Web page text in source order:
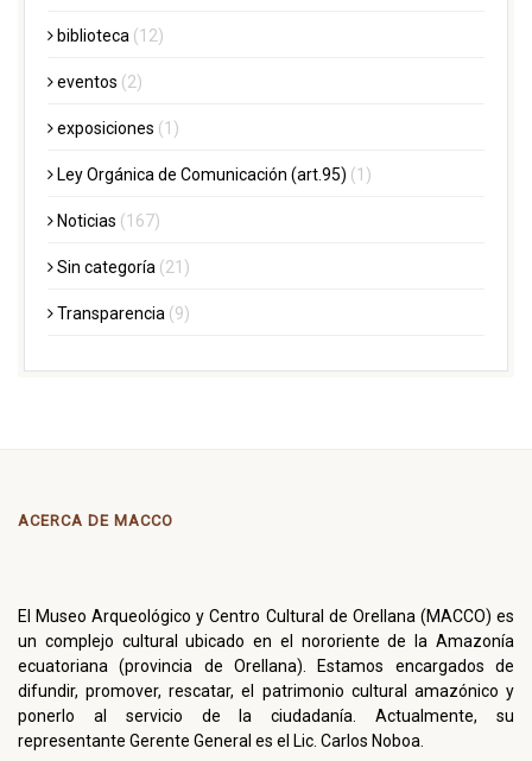
biblioteca (12)
eventos (2)
exposiciones (1)
Ley Orgánica de Comunicación (art.95) (1)
Noticias (167)
Sin categoría (21)
Transparencia (9)
ACERCA DE MACCO
El Museo Arqueológico y Centro Cultural de Orellana (MACCO) es
un complejo cultural ubicado en el nororiente de la Amazonía
ecuatoriana (provincia de Orellana). Estamos encargados de
difundir, promover, rescatar, el patrimonio cultural amazónico y
ponerlo al servicio de la ciudadanía. Actualmente, su
representante Gerente General es el Lic. Carlos Noboa.